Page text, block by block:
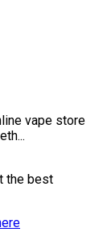
vape store
the best